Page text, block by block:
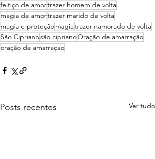
feitiço de amortrazer homem de volta
magia de amortrazer marido de volta
magia e proteçãomagiatrazer namorado de volta
São Ciprianosão ciprianoOração de amarração
oração de amarraçao
Posts recentes Ver tudo